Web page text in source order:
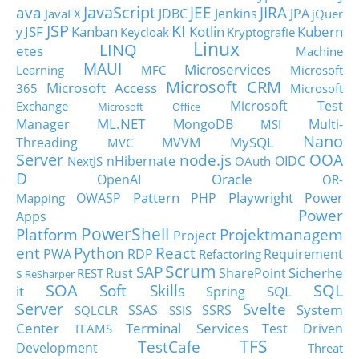
ava JavaFX JavaScript JDBC JEE Jenkins JIRA JPA jQuer
y JSF JSP Kanban Keycloak KI Kotlin Kryptografie Kubern
etes
LINQ Linux
Machine
Learning
MAUI MFC Microservices
Microsoft
365
Microsoft Access Microsoft CRM
Microsoft
Exchange
Microsoft Office
Microsoft Test
Manager
ML.NET MongoDB MSI
Multi-
Threading
MVC MVVM MySQL
Nano
Server NextJS nHibernate node.js OAuth OIDC OOA
D
OpenAI Oracle
OR-
Mapping
OWASP Pattern PHP Playwright
Power
Apps
Power
Platform PowerShell Project Projektmanagem
ent PWA Python RDP React Refactoring Requirement
s ReSharper RESTRust SAPScrum SharePointSicherhe
it
SOA Soft Skills Spring SQL
SQL
Server
SQLCLR SSAS SSIS SSRS Svelte
System
Center
TEAMS Terminal Services
Test Driven
Development
TestCafe TFS
Threat